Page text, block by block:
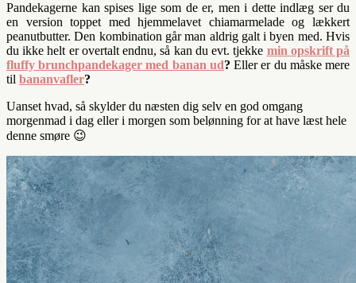
Pandekagerne kan spises lige som de er, men i dette indlæg ser du
en version toppet med hjemmelavet chiamarmelade og lækkert
peanutbutter. Den kombination går man aldrig galt i byen med. Hvis
du ikke helt er overtalt endnu, så kan du evt. tjekke min opskrift på
fluffy brunchpandekager med banan ud?Eller er du måske mere
til bananvafler?
Uanset hvad, så skylder du næsten dig selv en god omgang
morgenmad i dag eller i morgen som belønning for at have læst hele
denne smøre 😉